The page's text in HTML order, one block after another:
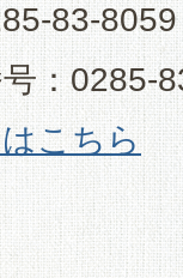
83-8059
：0285-
こちら